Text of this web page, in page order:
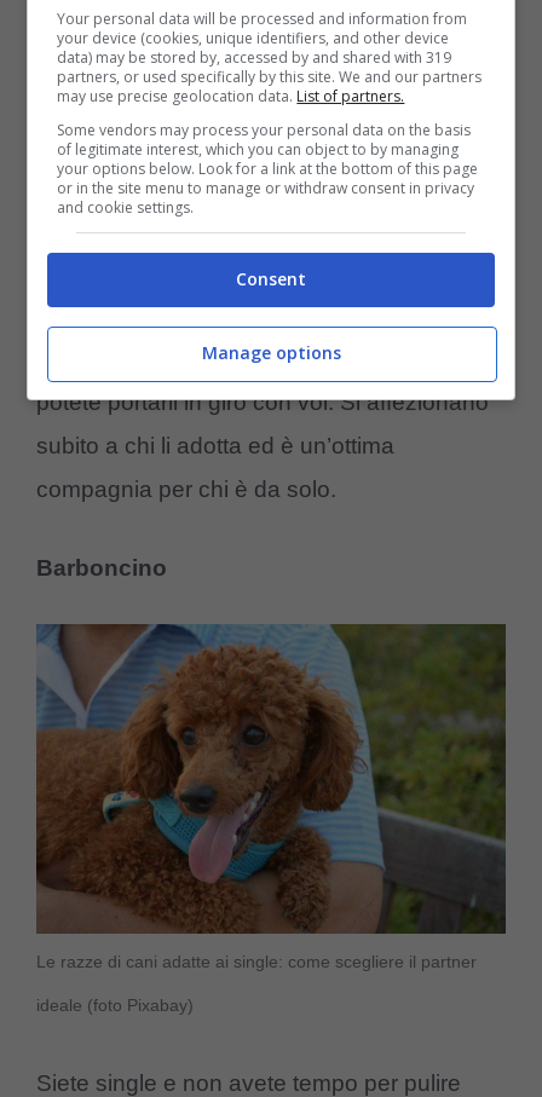
il cuccioloBulldog francesefa per voi. E’ di
ottima compagnia e state sicuri che durante
rimediare un appuntamento.
Chihuahua
Chihuahuasono un ottima razza di cane
da adottare se siete single, sono piccoli e
potete portarli in giro con voi. Si affezionano
subito a chi li adotta ed è un’ottima
compagnia per chi è da solo.
Barboncino
Le razze di cani adatte ai single: come scegliere il partner
ideale (foto Pixabay)
Siete single e non avete tempo per pulire
Your personal data will be processed and information from
your device (cookies, unique identifiers, and other device
data) may be stored by, accessed by and shared with 319
partners, or used specifically by this site. We and our partners
may use precise geolocation data. List of partners.
Some vendors may process your personal data on the basis
of legitimate interest, which you can object to by managing
your options below. Look for a link at the bottom of this page
or in the site menu to manage or withdraw consent in privacy
and cookie settings.
Consent
Manage options